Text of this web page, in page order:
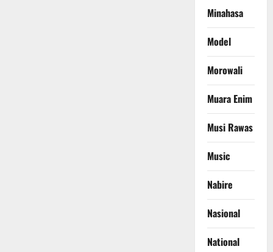
Minahasa
Model
Morowali
Muara Enim
Musi Rawas
Music
Nabire
Nasional
National